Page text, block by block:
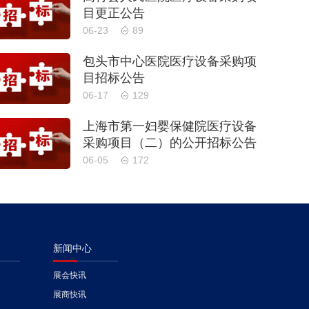
目更正公告
06-23 89
包头市中心医院医疗设备采购项
目招标公告
06-17 129
上海市第一妇婴保健院医疗设备
采购项目（二）的公开招标公告
06-05 172
新闻中心
展会快讯
展商快讯